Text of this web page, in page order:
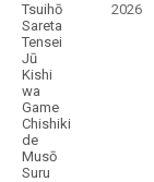
Tsuihō
Sareta
Tensei
Jū
Kishi
wa
Game
Chishiki
de
Musō
Suru
2026